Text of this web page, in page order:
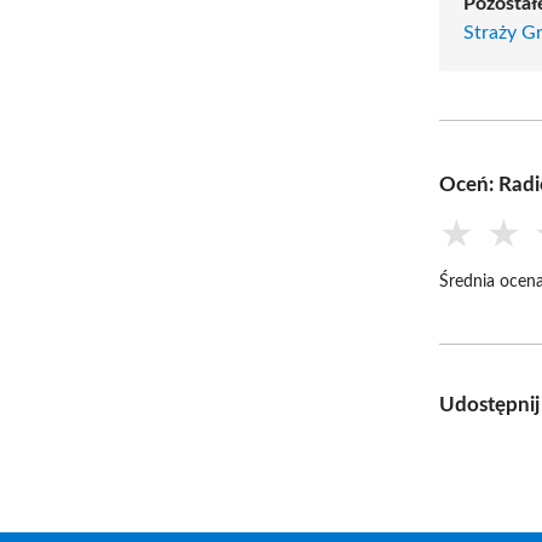
Straży
Oceń:
★ ★
Średnia
Udostępnij